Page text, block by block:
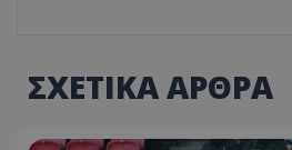
ΣΧΕΤΙΚΑ ΑΡΘΡΑ